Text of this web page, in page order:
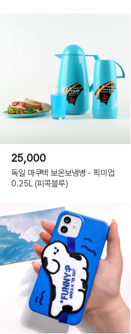
25,000
독일 마쿠텍 보온보냉병 - 픽미업
0.25L (피콕블루)